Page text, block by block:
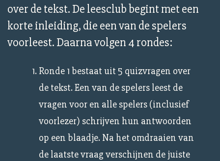
over de tekst. De leesclub begint met een
korte inleiding, die een van de spelers
voorleest. Daarna volgen 4 rondes:
Ronde 1 bestaat uit 5 quizvragen over
de tekst. Een van de spelers leest de
vragen voor en alle spelers (inclusief
voorlezer) schrijven hun antwoorden
op een blaadje. Na het omdraaien van
de laatste vraag verschijnen de juiste